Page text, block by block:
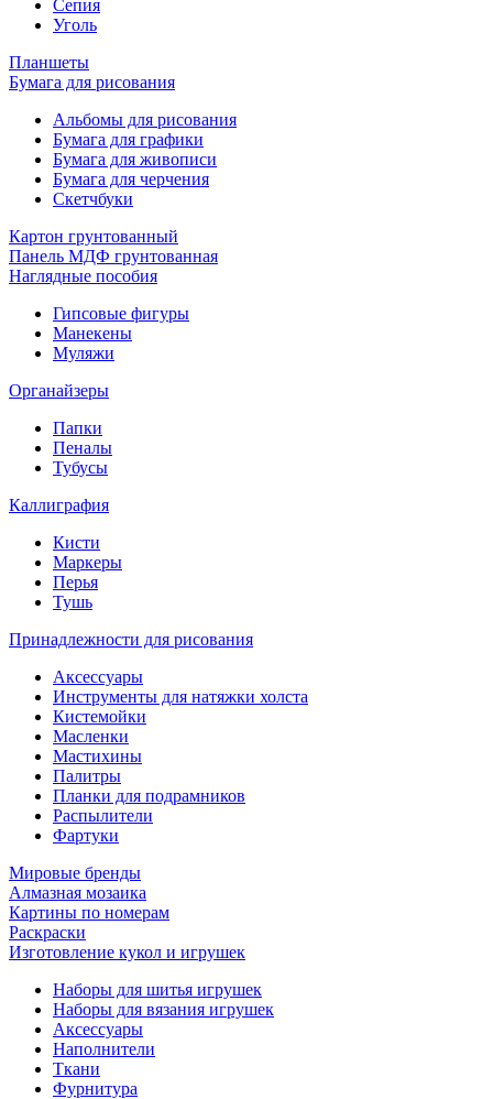
Сепия
Уголь
Планшеты
Бумага для рисования
Альбомы для рисования
Бумага для графики
Бумага для живописи
Бумага для черчения
Скетчбуки
Картон грунтованный
Панель МДФ грунтованная
Наглядные пособия
Гипсовые фигуры
Манекены
Муляжи
Органайзеры
Папки
Пеналы
Тубусы
Каллиграфия
Кисти
Маркеры
Перья
Тушь
Принадлежности для рисования
Аксессуары
Инструменты для натяжки холста
Кистемойки
Масленки
Мастихины
Палитры
Планки для подрамников
Распылители
Фартуки
Мировые бренды
Алмазная мозаика
Картины по номерам
Раскраски
Изготовление кукол и игрушек
Наборы для шитья игрушек
Наборы для вязания игрушек
Аксессуары
Наполнители
Ткани
Фурнитура